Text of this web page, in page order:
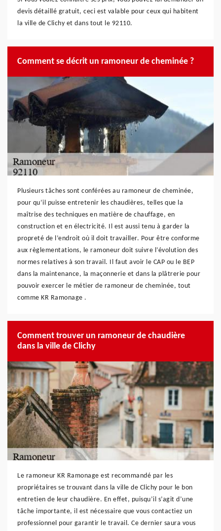
devis détaillé gratuit, ceci est valable pour ceux qui habitent
la ville de Clichy et dans tout le 92110.
Comment se décrit un ramoneur de cheminée ?
Plusieurs tâches sont conférées au ramoneur de cheminée,
pour qu’il puisse entretenir les chaudières, telles que la
maîtrise des techniques en matière de chauffage, en
construction et en électricité. Il est aussi tenu à garder la
propreté de l’endroit où il doit travailler. Pour être conforme
aux règlementations, le ramoneur doit suivre l’évolution des
normes relatives à son travail. Il faut avoir le CAP ou le BEP
dans la maintenance, la maçonnerie et dans la plâtrerie pour
pouvoir exercer le métier de ramoneur de cheminée, tout
comme KR Ramonage .
Comment trouver un ramoneur de chaudière
dans la ville de Clichy
Le ramoneur KR Ramonage est recommandé par les
propriétaires se trouvant dans la ville de Clichy pour le bon
entretien de leur chaudière. En effet, puisqu’il s’agit d’une
tâche importante, il est nécessaire que vous contactiez un
professionnel pour garantir le travail. Ce dernier saura vous